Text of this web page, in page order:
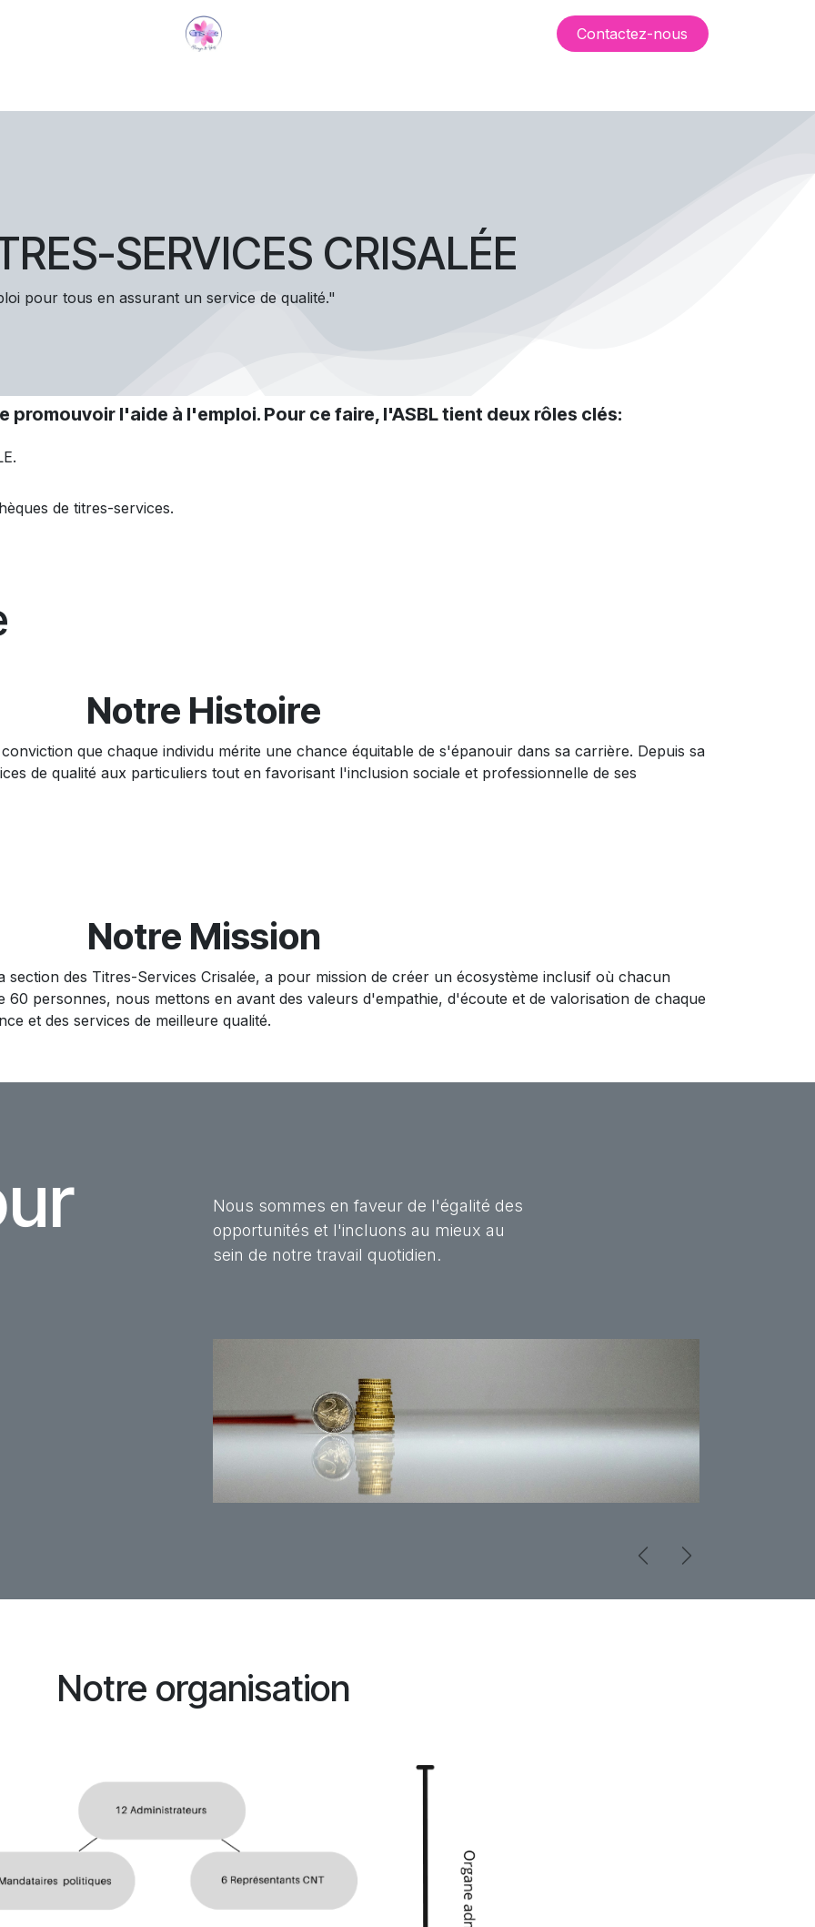
Contactez-no​​​​us
SERVICES CRISALÉE
pour tous en assurant un service de qualité."
l'aide à l'emploi. Pour ce faire, l'ASBL tient deux rôles clés:​​
de titres-services.
Notre Histoire
que chaque individu mérite une chance équitable de s'épanouir dans sa carrière. Depuis sa
de qualité aux particuliers tout en favorisant l'inclusion sociale et professionnelle de ses
Notre Mission
section des Titres-Services Crisalée, a pour mission de créer un écosystème inclusif où chacun
60 personnes, nous mettons en avant des valeurs d'empathie, d'écoute et de valorisation de chaque
et des services de meilleure qualité.
Nous sommes en faveur de l'égalité des
opportunités et l'incluons au mieux au
sein de notre travail quotidien.
PrécédentSuivant
Notre organisation